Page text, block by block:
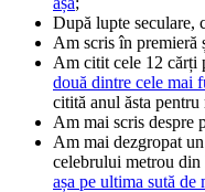
După lupte seculare,
Am scris în premieră
Am citit cele 12 cărți
două dintre cele mai
citită anul ăsta pentru
Am mai scris despre
Am mai dezgropat
celebrului metrou
așa pe ultima sută de